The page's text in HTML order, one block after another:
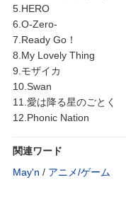
5.HERO
6.O-Zero-
7.Ready Go！
8.My Lovely Thing
9.モザイカ
10.Swan
11.愛は降る星のごとく
12.Phonic Nation
関連ワード
May'n / アニメ/ゲーム